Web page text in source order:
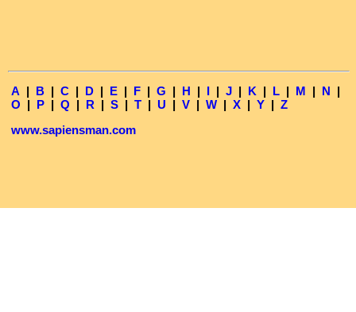
A | B | C | D | E | F | G | H | I | J | K | L | M | N |
O | P | Q | R | S | T | U | V | W | X | Y | Z
www.sapiensman.com